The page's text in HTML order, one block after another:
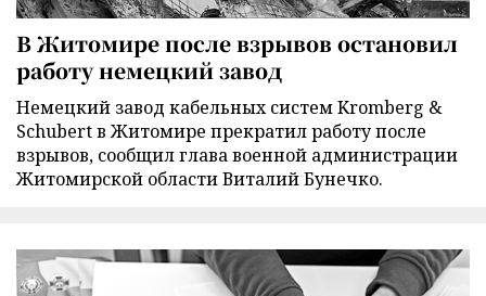
В Житомире после взрывов остановил
работу немецкий завод
Немецкий завод кабельных систем Kromberg &
Schubert в Житомире прекратил работу после
взрывов, сообщил глава военной администрации
Житомирской области Виталий Бунечко.